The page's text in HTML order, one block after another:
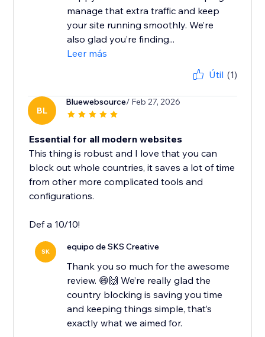
manage that extra traffic and keep
your site running smoothly. We’re
also glad you’re finding...
Leer más
Útil (1)
BL
Bluewebsource/ Feb 27, 2026
Essential for all modern websites
This thing is robust and I love that you can
block out whole countries, it saves a lot of time
from other more complicated tools and
configurations.
Def a 10/10!
SK equipo de SKS Creative
Thank you so much for the awesome
review. 😄🙌 We’re really glad the
country blocking is saving you time
and keeping things simple, that’s
exactly what we aimed for.